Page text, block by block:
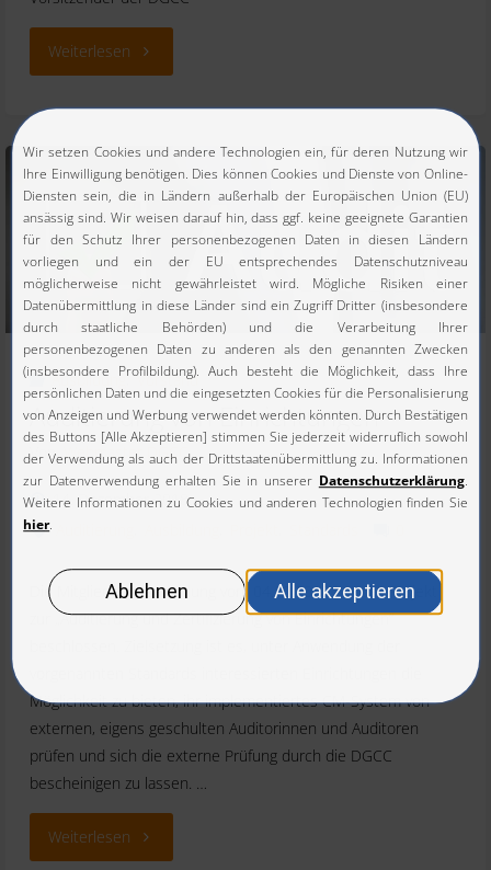
Weiterlesen "Newsletter
2024"
Ausbildung ,Vorstand
Auditierung von Einrichtungen
Von Webmaster DGCC
14. Dezember 2018
Die Mitgliederversammlung vom 04.10.2018 hat das Projekt
zur „Auditierung und Zertifizierung von Einrichtungen“
Möglichkeit zu bieten, ihr implementiertes CM-System von
externen, eigens geschulten Auditorinnen und Auditoren
prüfen und sich die externe Prüfung durch die DGCC
bescheinigen zu lassen. …
Weiterlesen "Auditierung